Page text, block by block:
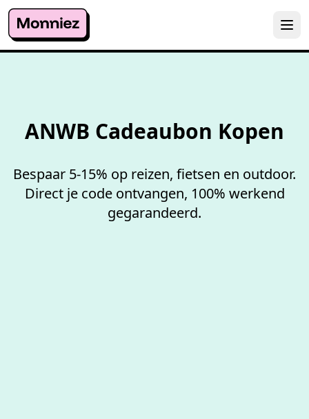
ANWB Cadeaubon Kopen
Bespaar 5-15% op reizen, fietsen en outdoor.
Direct je code ontvangen, 100% werkend
gegarandeerd.